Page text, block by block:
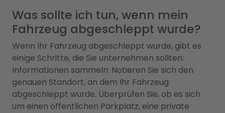
Was sollte ich tun, wenn mein
Fahrzeug abgeschleppt wurde?
Wenn Ihr Fahrzeug abgeschleppt wurde, gibt es
einige Schritte, die Sie unternehmen sollten:
Informationen sammeln: Notieren Sie sich den
genauen Standort, an dem Ihr Fahrzeug
abgeschleppt wurde. Überprüfen Sie, ob es sich
um einen öffentlichen Parkplatz, eine private